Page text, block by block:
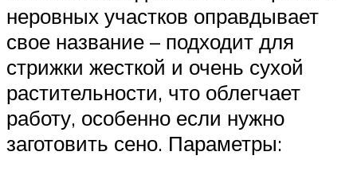
неровных участков оправдывает
свое название – подходит для
стрижки жесткой и очень сухой
растительности, что облегчает
работу, особенно если нужно
заготовить сено. Параметры: